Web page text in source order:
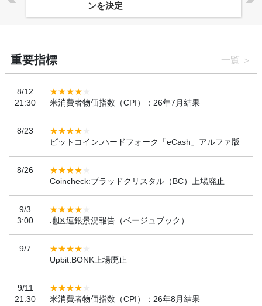
ンを決定
重要指標 一覧
8/12
21:30
米消費者物価指数（CPI）：26年7月結果
8/23
ビットコイン:ハードフォーク「eCash」アルファ版
8/26
Coincheck:ブラッドクリスタル（BC）上場廃止
9/3
3:00
地区連銀景況報告（ベージュブック）
9/7
Upbit:BONK上場廃止
9/11
21:30
米消費者物価指数（CPI）：26年8月結果